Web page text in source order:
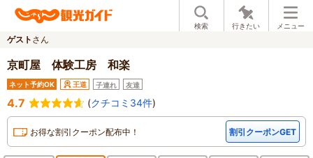
検索 行きたい メニュー
ゲスト さん
京町屋 体験工房 和楽
ネット予約OK 王道 子連れ 友達
4.7 (クチコミ34件)
お得な割引クーポン配布中！ 割引クーポンGET